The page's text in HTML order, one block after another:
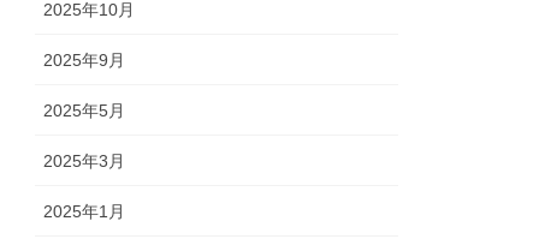
2025年10月
2025年9月
2025年5月
2025年3月
2025年1月